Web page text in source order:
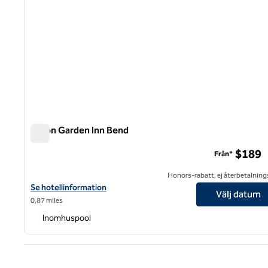
Hilton Garden Inn Bend
Visa hotelluppgifter för Hilton Garden Inn Bend
Se hotellinformation
0,87 miles
Från* $189
Honors-rabatt, ej
Välj datum
Inomhuspool